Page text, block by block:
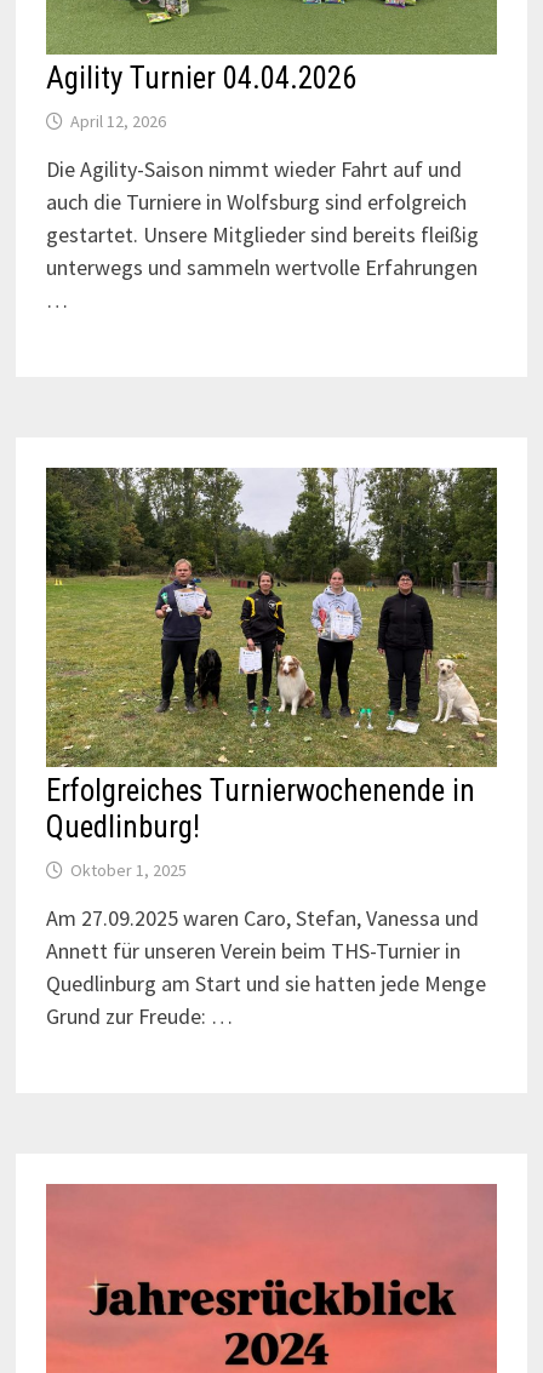
Agility Turnier 04.04.2026
April 12, 2026
Die Agility-Saison nimmt wieder Fahrt auf und
auch die Turniere in Wolfsburg sind erfolgreich
gestartet. Unsere Mitglieder sind bereits fleißig
unterwegs und sammeln wertvolle Erfahrungen
…
Erfolgreiches Turnierwochenende in
Quedlinburg!
Oktober 1, 2025
Am 27.09.2025 waren Caro, Stefan, Vanessa und
Annett für unseren Verein beim THS-Turnier in
Quedlinburg am Start und sie hatten jede Menge
Grund zur Freude: …